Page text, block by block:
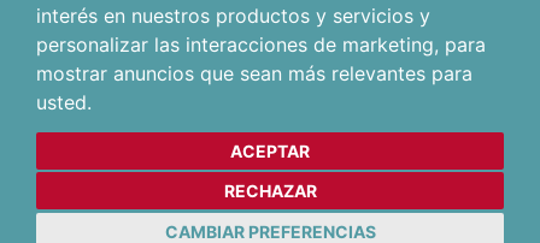
interés en nuestros productos y servicios y
personalizar las interacciones de marketing, para
mostrar anuncios que sean más relevantes para
usted.
ACEPTAR
RECHAZAR
CAMBIAR PREFERENCIAS